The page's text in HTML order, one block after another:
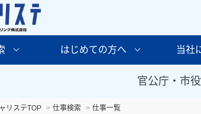
はじめての方へ 当社
官公庁・市
リステTOP 仕事検索 仕事一覧